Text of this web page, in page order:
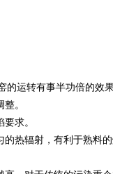
运转有事半功倍的效果
。
求。
热辐射，有利于熟料